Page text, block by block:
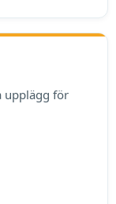
upplägg för